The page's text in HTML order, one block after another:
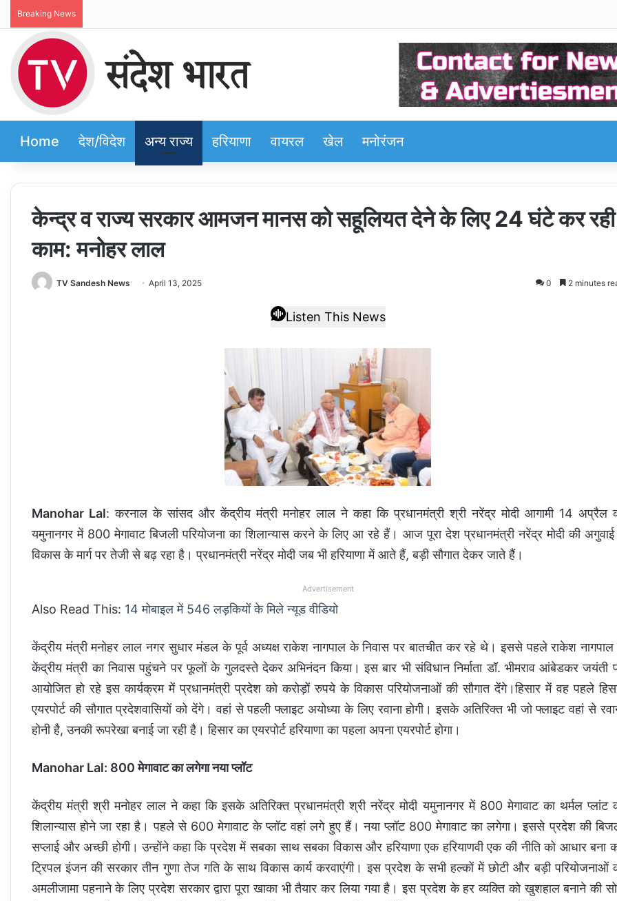
Breaking News
Home देश/विदेश अन्य राज्य हरियाणा वायरल खेल मनोरंजन
केन्द्र व राज्य सरकार आमजन मानस को सहूलियत देने के लिए 24 घंटे कर रही
काम: मनोहर लाल
TV Sandesh News April 13, 2025 0 2 minutes
Listen This News
Manohar Lal: करनाल के सांसद और केंद्रीय मंत्री मनोहर लाल ने कहा कि प्रधानमंत्री श्री नरेंद्र मोदी आगामी 14 अप्रैल
यमुनानगर में 800 मेगावाट बिजली परियोजना का शिलान्यास करने के लिए आ रहे हैं। आज पूरा देश प्रधानमंत्री नरेंद्र मोदी की
विकास के मार्ग पर तेजी से बढ़ रहा है। प्रधानमंत्री नरेंद्र मोदी जब भी हरियाणा में आते हैं, बड़ी सौगात देकर जाते हैं।
Advertisement
Also Read This: 14 मोबाइल में 546 लड़कियों के मिले न्यूड वीडियो
केंद्रीय मंत्री मनोहर लाल नगर सुधार मंडल के पूर्व अध्यक्ष राकेश नागपाल के निवास पर बातचीत कर रहे थे। इससे पहले राकेश
केंद्रीय मंत्री का निवास पहुंचने पर फूलों के गुलदस्ते देकर अभिनंदन किया। इस बार भी संविधान निर्माता डॉ. भीमराव आंबेडकर जयंती
आयोजित हो रहे इस कार्यक्रम में प्रधानमंत्री प्रदेश को करोड़ों रुपये के विकास परियोजनाओं की सौगात देंगे।हिसार में वह पहले
एयरपोर्ट की सौगात प्रदेशवासियों को देंगे। वहां से पहली फ्लाइट अयोध्या के लिए रवाना होगी। इसके अतिरिक्त भी जो फ्लाइट वहां से
होनी है, उनकी रूपरेखा बनाई जा रही है। हिसार का एयरपोर्ट हरियाणा का पहला अपना एयरपोर्ट होगा।
Manohar Lal: 800 मेगावाट का लगेगा नया प्लॉट
केंद्रीय मंत्री श्री मनोहर लाल ने कहा कि इसके अतिरिक्त प्रधानमंत्री श्री नरेंद्र मोदी यमुनानगर में 800 मेगावाट का थर्मल प्लांट
शिलान्यास होने जा रहा है। पहले से 600 मेगावाट के प्लॉट वहां लगे हुए हैं। नया प्लॉट 800 मेगावाट का लगेगा। इससे प्रदेश की
सप्लाई और अच्छी होगी। उन्होंने कहा कि प्रदेश में सबका साथ सबका विकास और हरियाणा एक हरियाणवी एक की नीति को आधार बना
ट्रिपल इंजन की सरकार तीन गुणा तेज गति के साथ विकास कार्य करवाएंगी। इस प्रदेश के सभी हल्कों में छोटी और बड़ी परियोजनाओं
अमलीजामा पहनाने के लिए प्रदेश सरकार द्वारा पूरा खाका भी तैयार कर लिया गया है। इस प्रदेश के हर व्यक्ति को खुशहाल बनाने की